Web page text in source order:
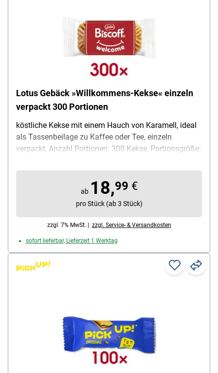
Lotus Gebäck »Willkommens-Kekse« einzeln
verpackt 300 Portionen
köstliche Kekse mit einem Hauch von Karamell, ideal
als Tassenbeilage zu Kaffee oder Tee, einzeln
verpackt, Anzahl Portionen: 300 Kekse, Portionsgröße:
mit 300 Keksen einzeln verpackt je 6,25 g (gesamt
ab 18,99 €
pro Stück (ab 3 Stück)
zzgl. 7% MwSt. | zzgl. Service- & Versandkosten
sofort lieferbar, Lieferzeit 1 Werktag